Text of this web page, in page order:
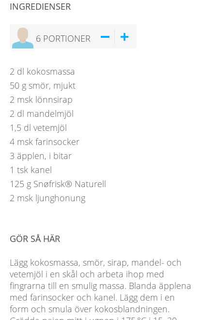
INGREDIENSER
6 PORTIONER
2 dl kokosmassa
50 g smör, mjukt
2 msk lönnsirap
2 dl mandelmjöl
1,5 dl vetemjöl
4 msk farinsocker
3 äpplen, i bitar
1 tsk kanel
125 g Snøfrisk® Naturell
2 msk ljunghonung
GÖR SÅ HÄR
Lägg kokosmassa, smör, sirap, mandel- och
vetemjöl i en skål och arbeta ihop med
fingrarna till en smulig massa. Blanda äpplena
med farinsocker och kanel. Lägg dem i en
form och smula över kokosblandningen.